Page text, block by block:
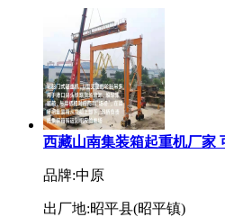
西藏山南集装箱起重机厂家
品牌:中原
出厂地:昭平县(昭平镇)